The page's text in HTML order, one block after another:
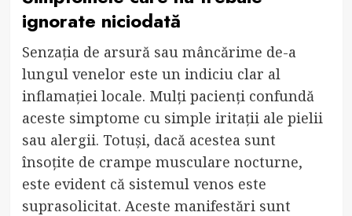
ignorate niciodată
Senzația de arsură sau mâncărime de-a
lungul venelor este un indiciu clar al
inflamației locale. Mulți pacienți confundă
aceste simptome cu simple iritații ale pielii
sau alergii. Totuși, dacă acestea sunt
însoțite de crampe musculare nocturne,
este evident că sistemul venos este
suprasolicitat. Aceste manifestări sunt